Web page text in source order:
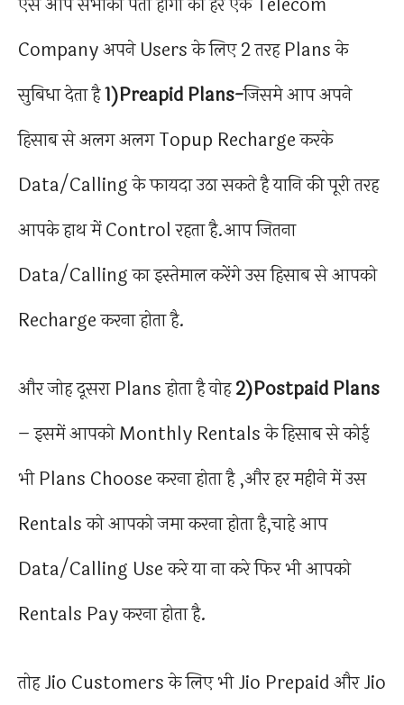
Company अपने Users के लिए 2 तरह Plans के
सुबिधा देता है1)Preapid Plans-जिसमे आप अपने
हिसाब से अलग अलग Topup Recharge करके
Data/Calling के फायदा उठा सकते है यानि की पूरी तरह
आपके हाथ में Control रहता है.आप जितना
Data/Calling का इस्तेमाल करेंगे उस हिसाब से आपको
Recharge करना होता है.
और जोह दूसरा Plans होता है वोह2)Postpaid Plans
– इसमें आपको Monthly Rentals के हिसाब से कोई
भी Plans Choose करना होता है ,और हर महीने में उस
Rentals को आपको जमा करना होता है,चाहे आप
Data/Calling Use करे या ना करे फिर भी आपको
Rentals Pay करना होता है.
तोह Jio Customers के लिए भी Jio Prepaid और Jio